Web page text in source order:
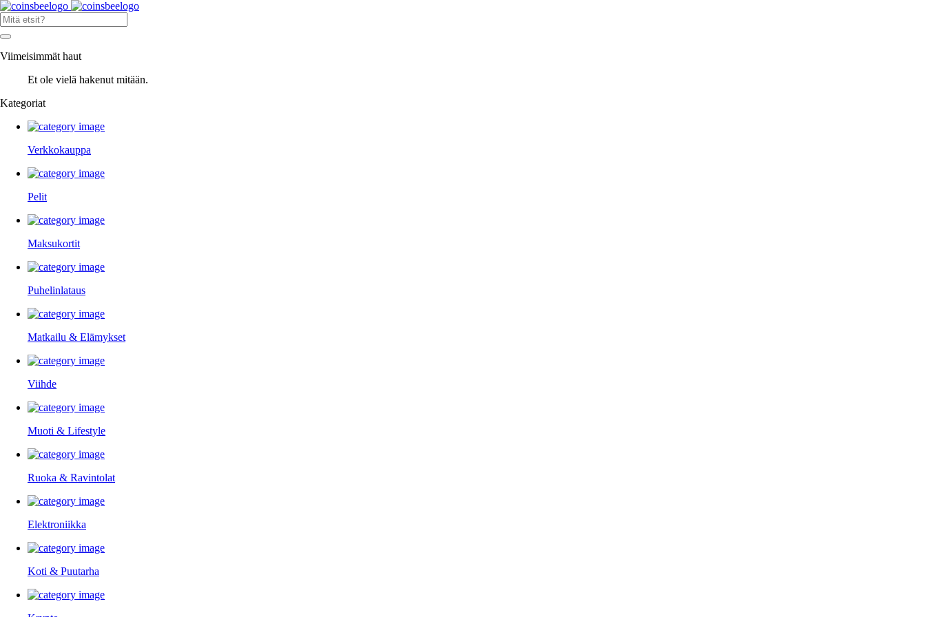
Viimeisimmät haut
Et ole vielä hakenut mitään.
Kategoriat
Verkkokauppa
Pelit
Maksukortit
Puhelinlataus
Matkailu & Elämykset
Viihde
Muoti & Lifestyle
Ruoka & Ravintolat
Elektroniikka
Koti & Puutarha